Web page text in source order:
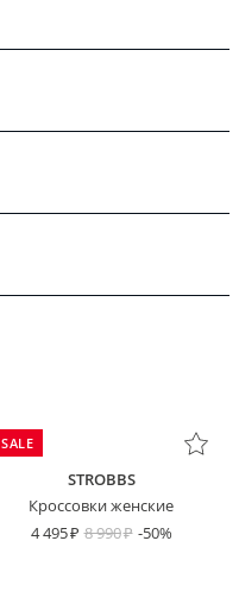
SALE
STROBBS
Кроссовки женские
4 495
8 990 -50%